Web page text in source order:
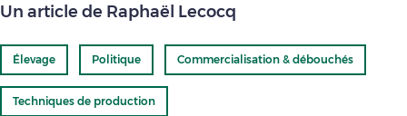
Un article de Raphaël Lecocq
Élevage Politique Commercialisation & débouchés
Techniques de production